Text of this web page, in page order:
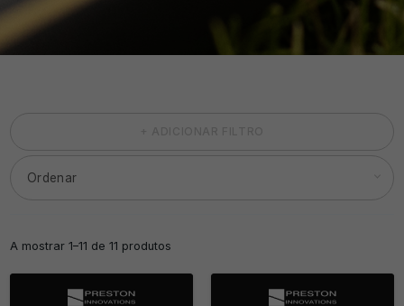
A mostrar 1–11 de 11 produtos